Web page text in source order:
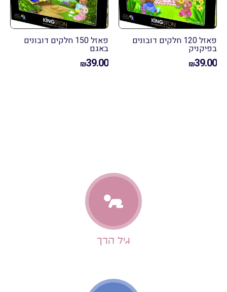
פאזל 120 חלקים דובונים
₪
פאזל 150 חלקים דובונים
באגם
₪39.00
גיל הרך